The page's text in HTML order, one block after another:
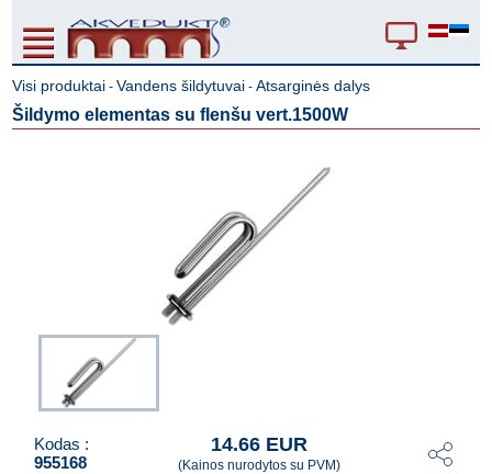
Visi produktai -Vandens šildytuvai -Atsarginės dalys
Šildymo elementas su flenšu vert.1500W
Kodas :
955168
14.66 EUR
(Kainos nurodytos su PVM)